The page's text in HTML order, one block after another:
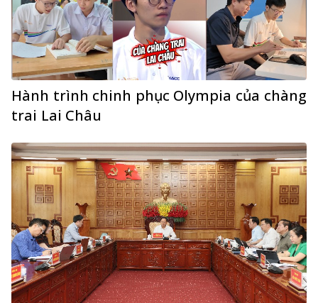
Hành trình chinh phục Olympia của chàng
trai Lai Châu